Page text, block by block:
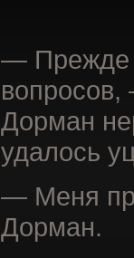
— Прежде
вопросов,
Дорман
удалось
— Меня
Дорман.